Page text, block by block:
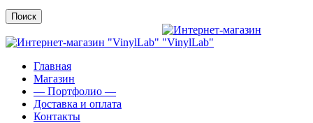
Поиск
Главная
Магазин
— Портфолио —
Доставка и оплата
Контакты